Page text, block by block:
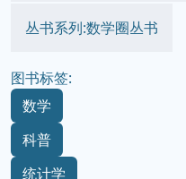
丛书系列:数学圈丛书
图书标签:
数学
科普
统计学